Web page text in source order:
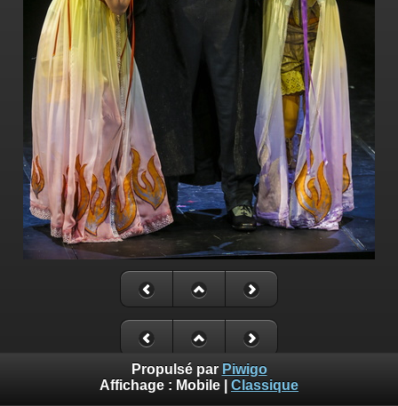
Propulsé par Piwigo
Affichage : Mobile Classique